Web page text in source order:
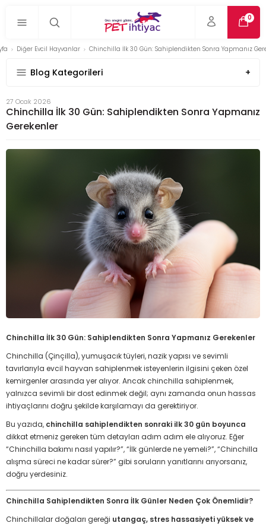
0
Diğer Evcil Hayvanlar Chinchilla İlk 30 Gün: Sahiplendikten Sonra Yapmanız
Blog Kategorileri
Chinchilla İlk 30 Gün: Sahiplendikten Sonra Yapmanız
Gerekenler
27 Ocak 2026
Chinchilla İlk 30 Gün: Sahiplendikten Sonra Yapmanız Gerekenler
Chinchilla (Çinçilla), yumuşacık tüyleri, nazik yapısı ve sevimli
tavırlarıyla evcil hayvan sahiplenmek isteyenlerin ilgisini çeken özel
kemirgenler arasında yer alıyor. Ancak chinchilla sahiplenmek,
yalnızca sevimli bir dost edinmek değil; aynı zamanda onun hassas
ihtiyaçlarını doğru şekilde karşılamayı da gerektiriyor.
Bu yazıda, chinchilla sahiplendikten sonraki ilk 30 gün boyunca
dikkat etmeniz gereken tüm detayları adım adım ele alıyoruz. Eğer
“Chinchilla bakımı nasıl yapılır?”, “İlk günlerde ne yemeli?”, “Chinchilla
alışma süreci ne kadar sürer?” gibi soruların yanıtlarını arıyorsanız,
doğru yerdesiniz.
Chinchilla Sahiplendikten Sonra İlk Günler Neden Çok Önemlidir?
Chinchillalar doğaları gereği utangaç, stres hassasiyeti yüksek ve